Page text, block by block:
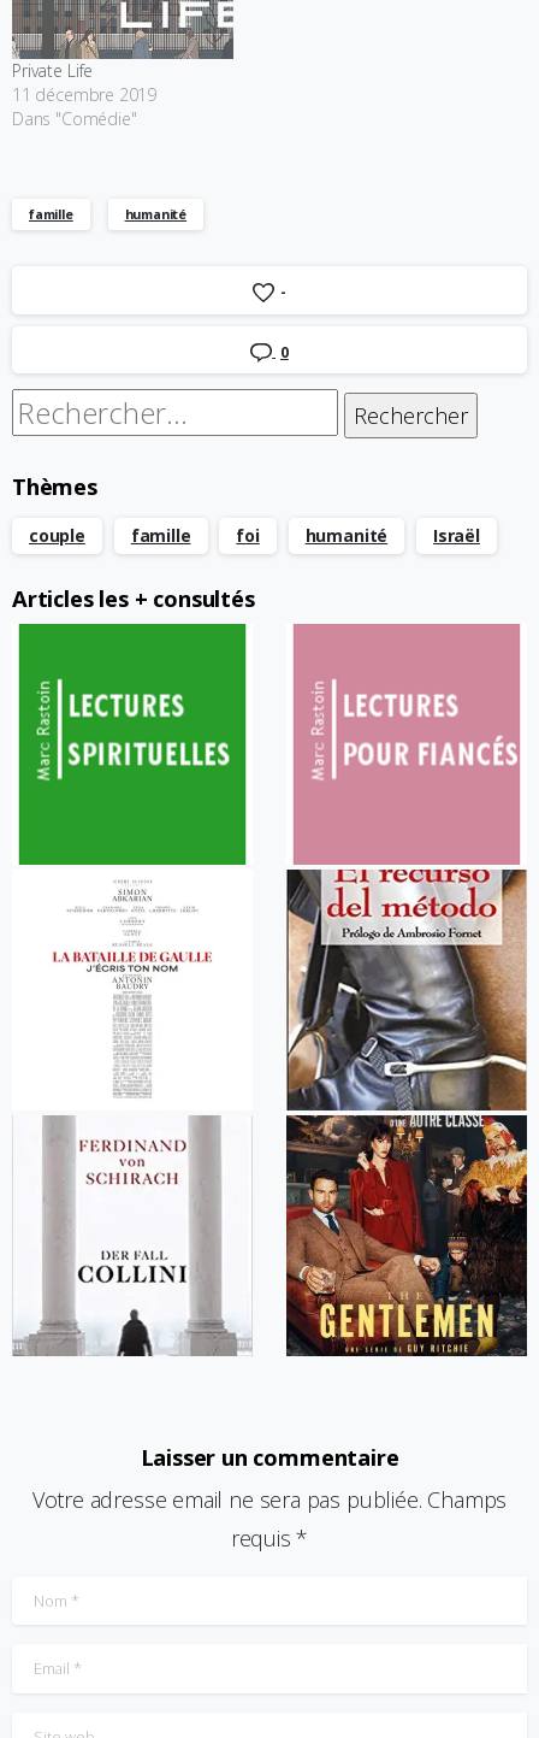
Private Life
11 décembre 2019
Dans "Comédie"
famille humanité
-
0
Rechercher :
Thèmes
couple famille foi humanité Israël
Articles les + consultés
Laisser un commentaire
Votre adresse email ne sera pas publiée. Champs
requis *
Nom*
Email*
Site web